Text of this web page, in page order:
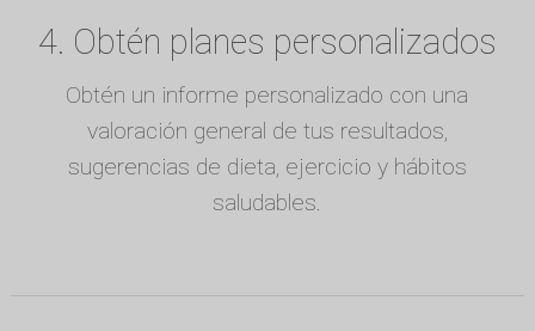
4. Obtén planes personalizados
Obtén un informe personalizado con una
valoración general de tus resultados,
sugerencias de dieta, ejercicio y hábitos
saludables.